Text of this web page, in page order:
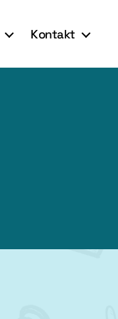
Kontakt